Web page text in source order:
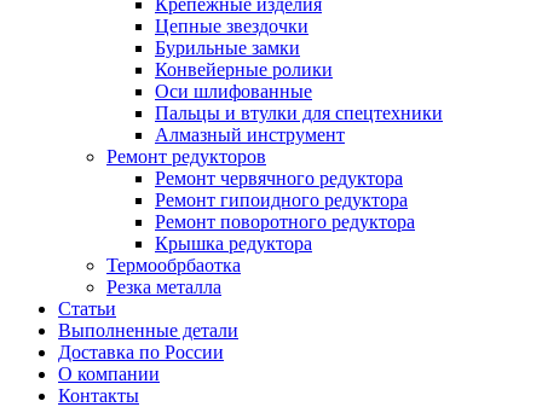
Крепежные изделия
Цепные звездочки
Бурильные замки
Конвейерные ролики
Оси шлифованные
Пальцы и втулки для спецтехники
Алмазный инструмент
Ремонт редукторов
Ремонт червячного редуктора
Ремонт гипоидного редуктора
Ремонт поворотного редуктора
Крышка редуктора
Термообрбаотка
Резка металла
Статьи
Выполненные детали
Доставка по России
О компании
Контакты